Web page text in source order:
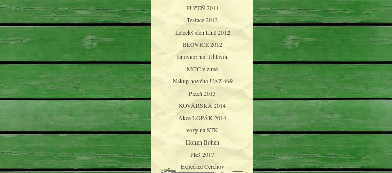
PLZEŇ 2011
Testace 2012
Letecký den Líně 2012
BLOVICE 2012
Janovice nad Úhlavou
MCC v zimě
Nákup nového UAZ 469
Plzeň 2013
KOVÁŘSKÁ 2014
Akce LOPÁK 2014
vozy na STK
Hohen Bohen
Pleš 2017
Expedice Čerchov